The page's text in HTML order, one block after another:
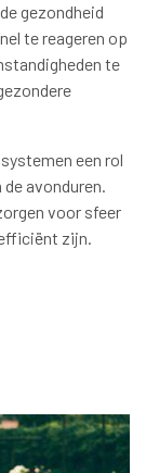
gezondheid
te reageren op
te
een rol
avonduren.
voor sfeer
zijn.